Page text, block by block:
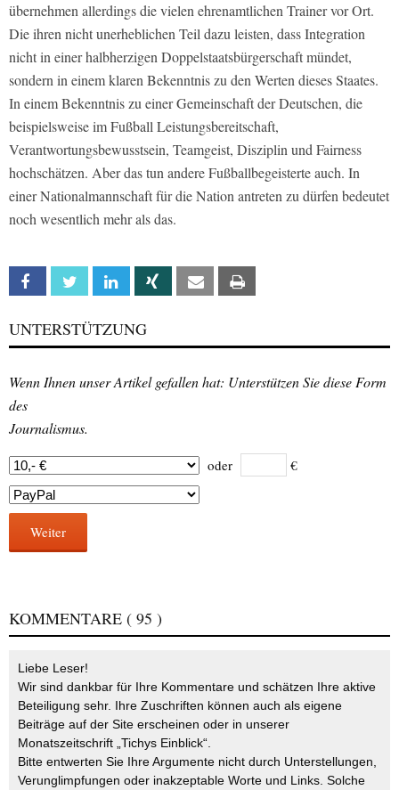
übernehmen allerdings die vielen ehrenamtlichen Trainer vor Ort.
Die ihren nicht unerheblichen Teil dazu leisten, dass Integration
nicht in einer halbherzigen Doppelstaatsbürgerschaft mündet,
sondern in einem klaren Bekenntnis zu den Werten dieses Staates.
In einem Bekenntnis zu einer Gemeinschaft der Deutschen, die
beispielsweise im Fußball Leistungsbereitschaft,
Verantwortungsbewusstsein, Teamgeist, Disziplin und Fairness
hochschätzen. Aber das tun andere Fußballbegeisterte auch. In
einer Nationalmannschaft für die Nation antreten zu dürfen bedeutet
noch wesentlich mehr als das.
Facebook Twitter Linkedin Xing Email
UNTERSTÜTZUNG
Wenn Ihnen unser Artikel gefallen hat: Unterstützen Sie diese Form
des
Journalismus.
oder €
Weiter
KOMMENTARE ( 95 )
Liebe Leser!
Wir sind dankbar für Ihre Kommentare und schätzen Ihre aktive
Beteiligung sehr. Ihre Zuschriften können auch als eigene
Beiträge auf der Site erscheinen oder in unserer
Monatszeitschrift „Tichys Einblick“.
Bitte entwerten Sie Ihre Argumente nicht durch Unterstellungen,
Verunglimpfungen oder inakzeptable Worte und Links. Solche